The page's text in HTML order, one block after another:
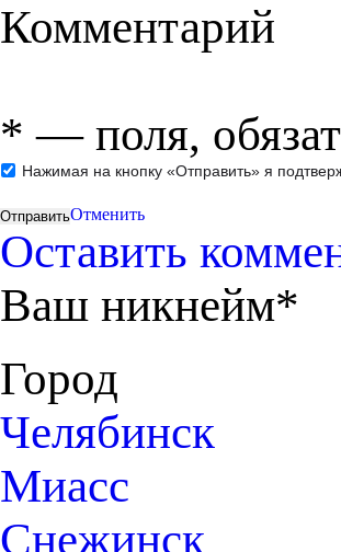
Комментарий
* — поля,
Нажимая на кнопку «Отправить» я
Отменить
Оставить
Ваш никнейм*
Город
Челябинск
Миасс
Снежинск